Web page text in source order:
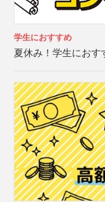
学生におすすめ
夏休み！学生におす